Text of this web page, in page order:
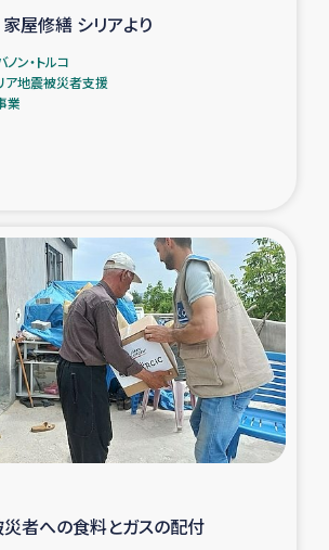
屋修繕 シリアより
ノン・トルコ
ア地震被災者支援
業
災者への食料とガスの配付